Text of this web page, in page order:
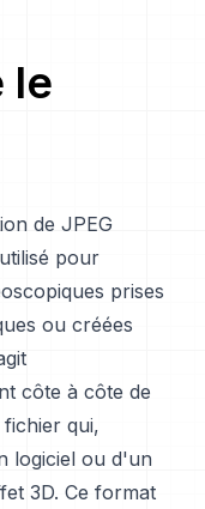
le
de JPEG
pour
prises
ou créées
côte à côte de
fichier qui,
logiciel ou d'un
3D. Ce format